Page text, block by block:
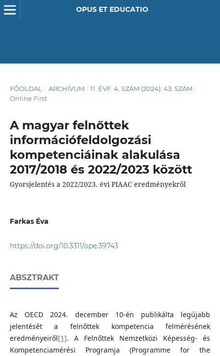
OPUS ET EDUCATIO
FŐOLDAL / ARCHÍVUM / 11. ÉVF. 4. SZÁM (2024): 43. SZÁM /
Online First
A magyar felnőttek
információfeldolgozási
kompetenciáinak alakulása
2017/2018 és 2022/2023 között
Gyorsjelentés a 2022/2023. évi PIAAC eredményekről
Farkas Éva
https://doi.org/10.3311/ope.39743
ABSZTRAKT
Az OECD 2024. december 10-én publikálta legújabb
jelentését a felnőttek kompetencia felmérésének
eredményeiről[1]. A Felnőttek Nemzetközi Képesség- és
Kompetenciamérési Programja (Programme for the